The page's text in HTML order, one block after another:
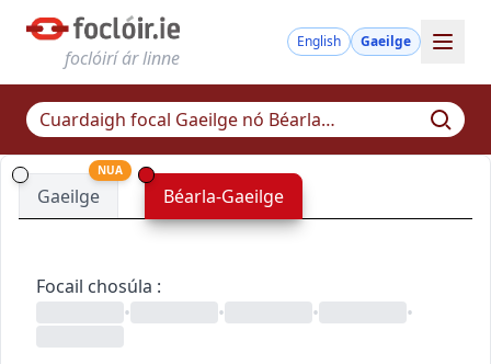
foclóirí ár linne
English Gaeilge
Gaeilge
NUA
Béarla-Gaeilge
Focail chosúla :
•
• • •